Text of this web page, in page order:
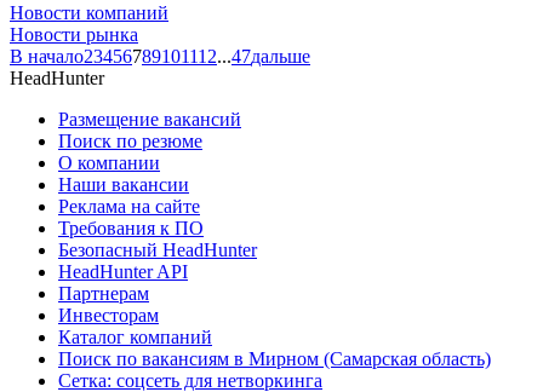
Новости компаний
Новости рынка
В начало23456789101112...47дальше
HeadHunter
Размещение вакансий
Поиск по резюме
О компании
Наши вакансии
Реклама на сайте
Требования к ПО
Безопасный HeadHunter
HeadHunter API
Партнерам
Инвесторам
Каталог компаний
Поиск по вакансиям в Мирном (Самарская область)
Сетка: соцсеть для нетворкинга